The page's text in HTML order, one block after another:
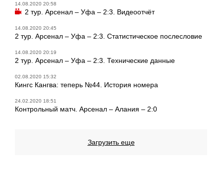
14.08.2020 20:58
2 тур. Арсенал – Уфа – 2:3. Видеоотчёт
14.08.2020 20:45
2 тур. Арсенал – Уфа – 2:3. Статистическое послесловие
14.08.2020 20:19
2 тур. Арсенал – Уфа – 2:3. Технические данные
02.08.2020 15:32
Кингс Кангва: теперь №44. История номера
24.02.2020 18:51
Контрольный матч. Арсенал – Алания – 2:0
Загрузить еще